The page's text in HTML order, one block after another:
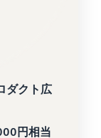
ダクト広
円相当